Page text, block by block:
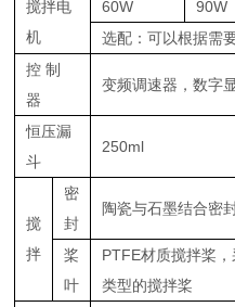
搅拌电
机
60W 90W
选配：可以根据需
控 制
器
变频调速器，数字
恒压漏
斗
250ml
搅
拌
密
封
陶瓷与石墨结合密
桨
叶
PTFE材质搅拌桨
类型的搅拌桨